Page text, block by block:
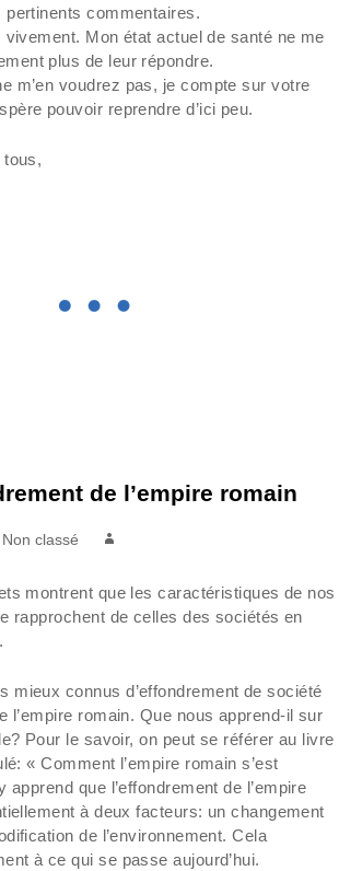
commentaires.
Mon état actuel de santé ne me
plus de leur répondre.
m’en voudrez pas, je compte sur votre
pouvoir reprendre d’ici peu.
tous,
de l’empire romain
Non classé
montrent que les caractéristiques de nos
rapprochent de celles des sociétés en
mieux connus d’effondrement de société
l’empire romain. Que nous apprend-il sur
Pour le savoir, on peut se référer au livre
« Comment l’empire romain s’est
apprend que l’effondrement de l’empire
à deux facteurs: un changement
de l’environnement. Cela
à ce qui se passe aujourd’hui.